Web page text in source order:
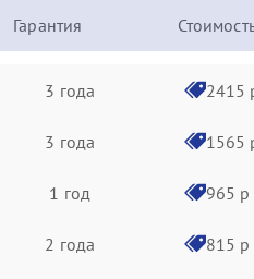
Гарантия
3 года 2415
3 года 1565
1 год 965 р
2 года 815 р